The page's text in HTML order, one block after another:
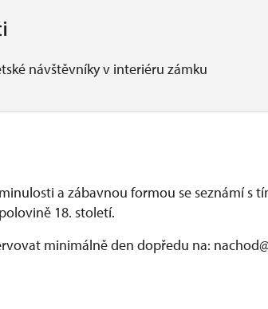
návštěvníky v interiéru zámku
a zábavnou formou se seznámí s
18. století.
minimálně den dopředu na: